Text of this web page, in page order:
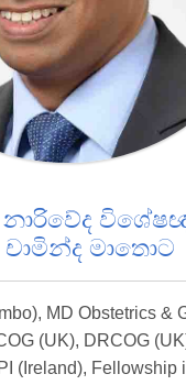
නාරිවේද
චාමින්ද මාතොට
MD Obstetrics &
(UK), DRCOG
(Ireland), Fellowship